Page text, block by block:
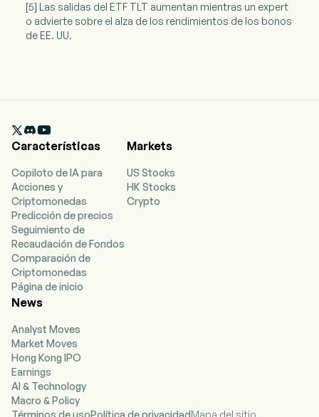
[5] Las salidas del ETF TLT aumentan mientras un expert
o advierte sobre el alza de los rendimientos de los bonos
de EE. UU.

Características
Copiloto de IA para
Acciones y
Criptomonedas
Predicción de precios
Seguimiento de
Recaudación de Fondos
Comparación de
Criptomonedas
Página de inicio
Markets
US Stocks
HK Stocks
Crypto
News
Analyst Moves
Market Moves
Hong Kong IPO
Earnings
AI & Technology
Macro & Policy
Términos de usoPolítica de privacidadMapa del sitio